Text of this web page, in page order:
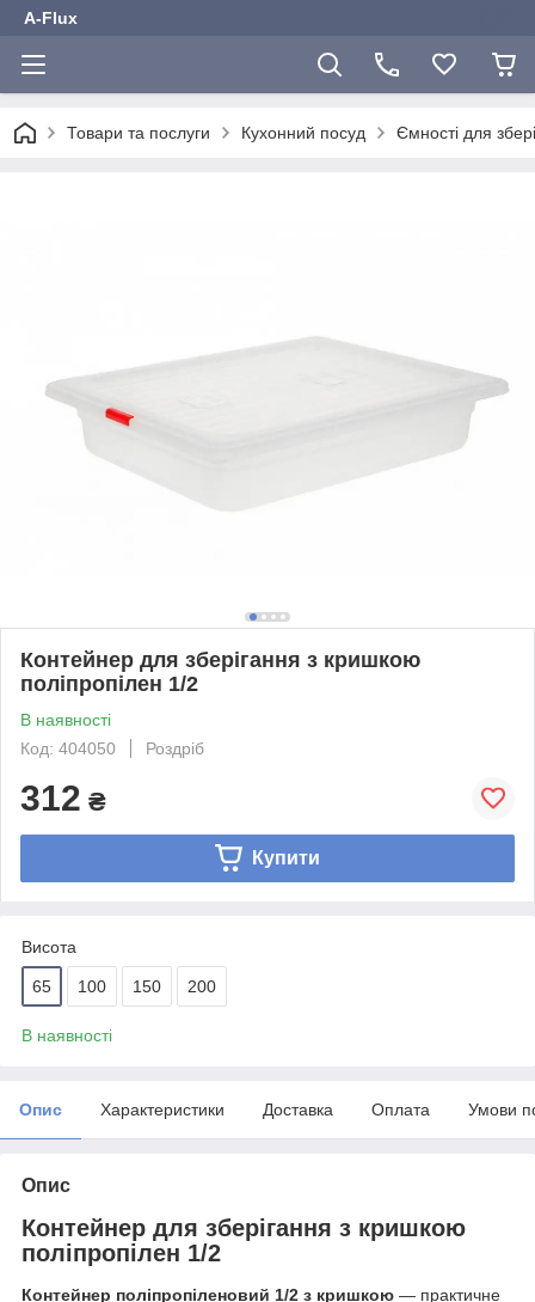
A-Flux
Товари та послуги Кухонний посуд Ємності для
Контейнер для зберігання з кришкою
поліпропілен 1/2
В наявності
Код: 404050
Роздріб
312 ₴
Купити
Висота
65 100 150 200
В наявності
Опис Характеристики Доставка Оплата Умови
Опис
Контейнер для зберігання з кришкою
поліпропілен 1/2
Контейнер поліпропіленовий 1/2 з кришкою — практичне